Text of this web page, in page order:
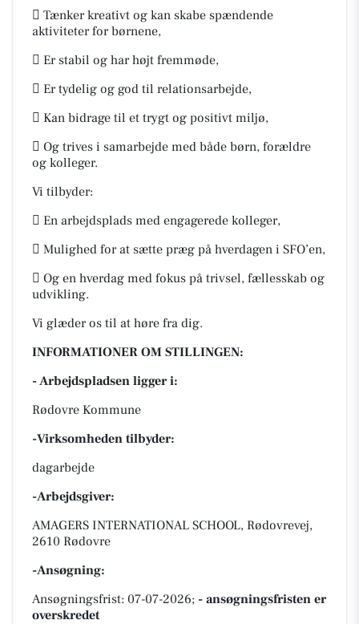
 Tænker kreativt og kan skabe spændende
aktiviteter for børnene,
 Er stabil og har højt fremmøde,
 Er tydelig og god til relationsarbejde,
 Kan bidrage til et trygt og positivt miljø,
 Og trives i samarbejde med både børn, forældre
og kolleger.
Vi tilbyder:
 En arbejdsplads med engagerede kolleger,
 Mulighed for at sætte præg på hverdagen i SFO’en,
 Og en hverdag med fokus på trivsel, fællesskab og
udvikling.
Vi glæder os til at høre fra dig.
INFORMATIONER OM STILLINGEN:
- Arbejdspladsen ligger i:
Rødovre Kommune
-Virksomheden tilbyder:
dagarbejde
-Arbejdsgiver:
AMAGERS INTERNATIONAL SCHOOL, Rødovrevej,
2610 Rødovre
-Ansøgning:
Ansøgningsfrist: 07-07-2026; - ansøgningsfristen er
overskredet